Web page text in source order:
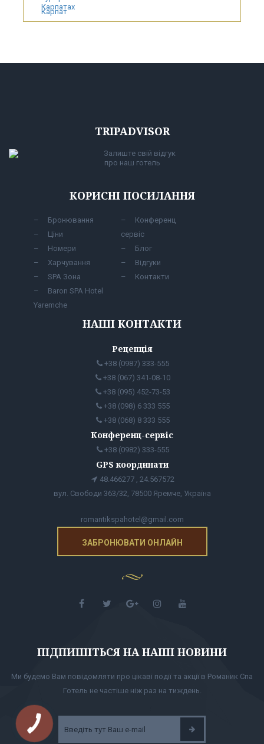
TRIPADVISOR
Залиште свій відгук
про наш готель
КОРИСНІ ПОСИЛАННЯ
Бронювання
Ціни
Номери
Харчування
SPA Зона
Baron SPA Hotel
Yaremche
Конференц
сервіс
Блог
Відгуки
Контакти
НАШІ КОНТАКТИ
Рецепція
+38 (0987) 333-555
+38 (067) 341-08-10
+38 (095) 452-73-53
+38 (098) 6 333 555
+38 (068) 8 333 555
Конференц-сервіс
+38 (0982) 333-555
GPS координати
48.466277 , 24.567572
вул. Свободи 363/32, 78500 Яремче, Україна
romantikspahotel@gmail.com
ЗАБРОНЮВАТИ ОНЛАЙН
ПІДПИШІТЬСЯ НА НАШІ НОВИНИ
Ми будемо Вам повідомляти про цікаві події та акції в Романик Спа
Готель не частіше ніж раз на тиждень.